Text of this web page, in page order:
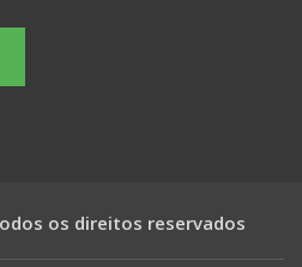
os direitos reservados